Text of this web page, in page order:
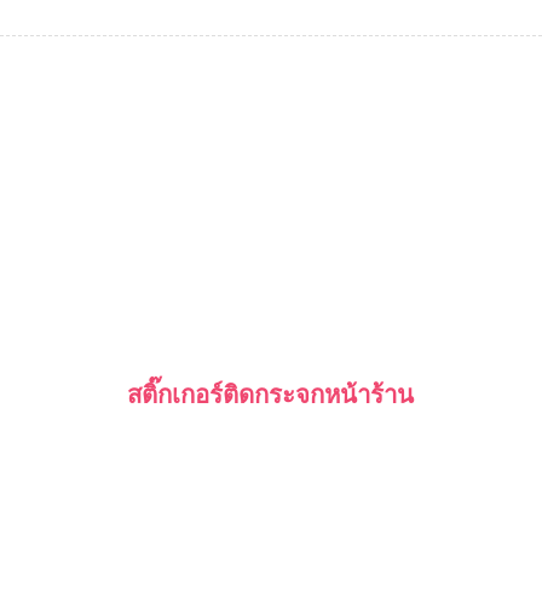
สติ๊กเกอร์ติดกระจกหน้าร้าน